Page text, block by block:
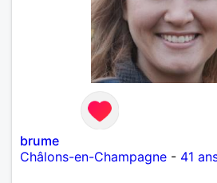
brume
Châlons-en-Champagne - 41